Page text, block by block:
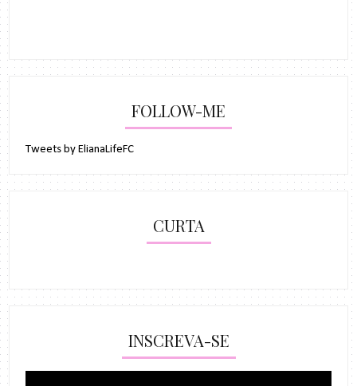
FOLLOW-ME
Tweets by ElianaLifeFC
CURTA
INSCREVA-SE